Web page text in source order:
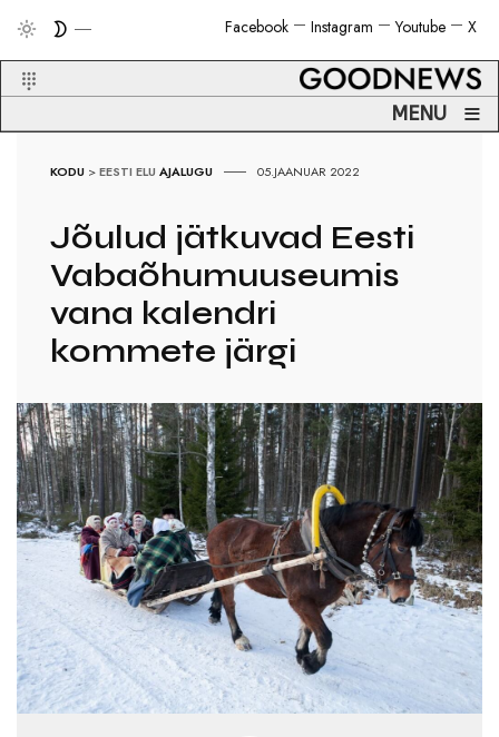
X
Youtube
Instagram
Facebook
MENU ≡
KODU >EESTI ELU AJALUGU 05.JAANUAR 2022
Jõulud jätkuvad Eesti
Vabaõhumuuseumis
vana kalendri
kommete järgi